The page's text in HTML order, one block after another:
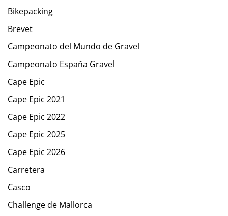
Bikepacking
Brevet
Campeonato del Mundo de Gravel
Campeonato España Gravel
Cape Epic
Cape Epic 2021
Cape Epic 2022
Cape Epic 2025
Cape Epic 2026
Carretera
Casco
Challenge de Mallorca